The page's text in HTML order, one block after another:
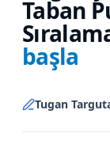
Taban
başla
Tugan